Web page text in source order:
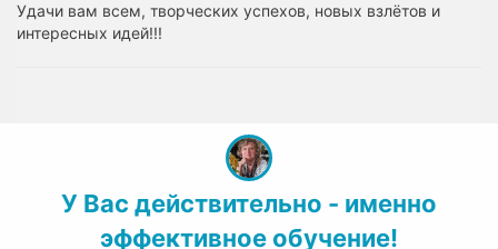
Удачи вам всем, творческих успехов, новых взлётов и
интересных идей!!!
У Вас действительно - именно
эффективное обучение!